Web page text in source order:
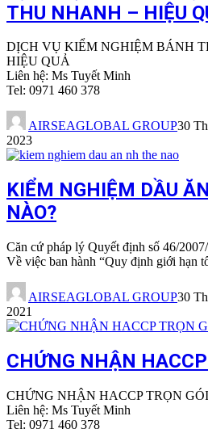
THU NHANH – HIỆU
DỊCH VỤ KIỂM NGHIỆM BÁNH
HIỆU QUẢ
Liên hệ: Ms Tuyết Minh
Tel: 0971 460 378
AIRSEAGLOBAL GROUP30
2023
KIỂM NGHIỆM DẦU
NÀO?
Căn cứ pháp lý Quyết định số 46/
Về việc ban hành “Quy định giới hạn
AIRSEAGLOBAL GROUP30
2021
CHỨNG NHẬN
CHỨNG NHẬN HACCP TRỌN GÓI
Liên hệ: Ms Tuyết Minh
Tel: 0971 460 378